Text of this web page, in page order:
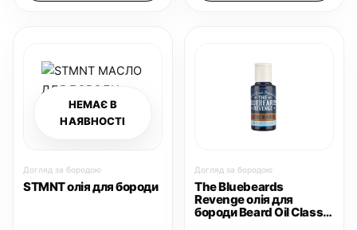
НЕМАЄ В
НАЯВНОСТІ
Догляд за бородою
STMNT олія для бороди
Догляд за бородою
The Bluebeards
Revenge олія для
бороди Beard Oil Classic